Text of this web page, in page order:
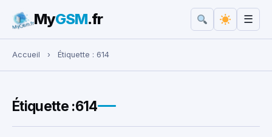
Rechercher :
MyGSM.fr ☰
Accueil › Étiquette : 614
Étiquette :614